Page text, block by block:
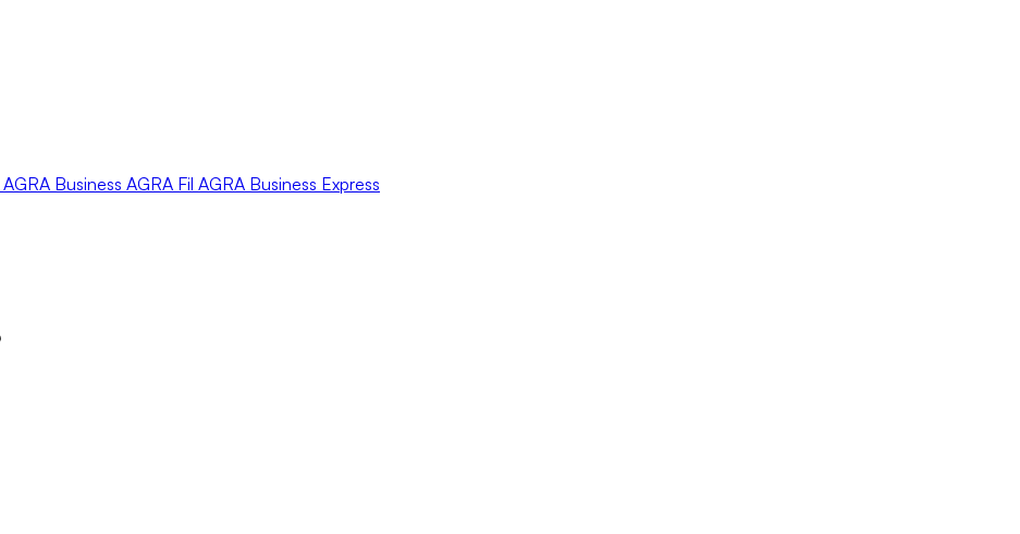
AGRA Business AGRA Fil AGRA Business Express